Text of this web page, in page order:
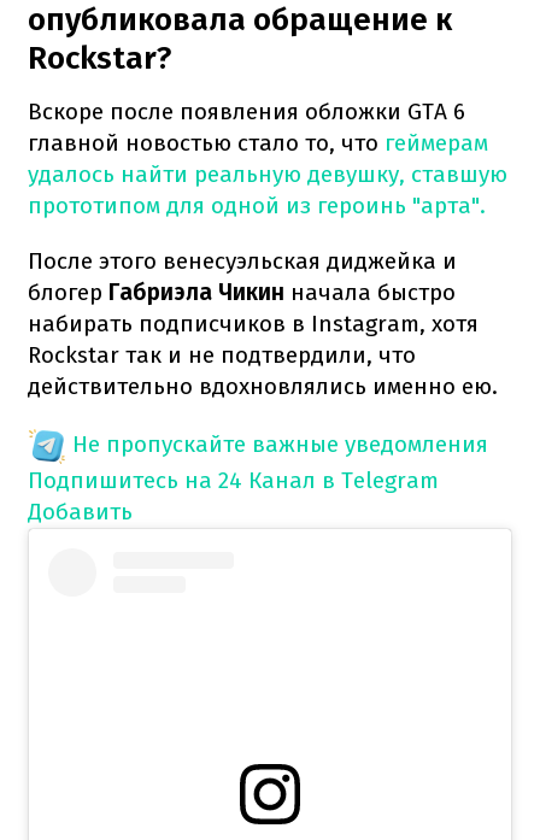
опубликовала обращение к
Rockstar?
Вскоре после появления обложки GTA 6
главной новостью стало то, что геймерам
удалось найти реальную девушку, ставшую
прототипом для одной из героинь "арта".
После этого венесуэльская диджейка и
блогер Габриэла Чикин начала быстро
набирать подписчиков в Instagram, хотя
Rockstar так и не подтвердили, что
действительно вдохновлялись именно ею.
Не пропускайте важные уведомления
Подпишитесь на 24 Канал в Telegram
Добавить